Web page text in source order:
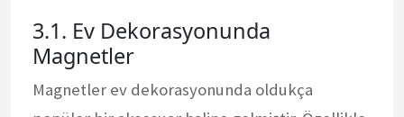
3.1. Ev Dekorasyonunda
Magnetler
Magnetler ev dekorasyonunda oldukça